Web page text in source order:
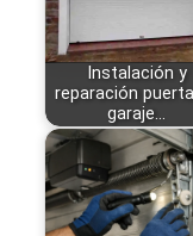
Instalación y
reparación
garaje…